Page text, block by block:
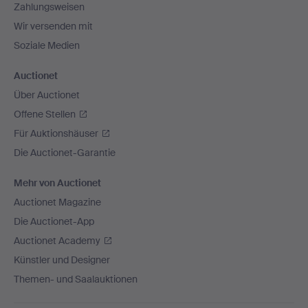
Zahlungsweisen
Wir versenden mit
Soziale Medien
Auctionet
Über Auctionet
Offene Stellen
Für Auktionshäuser
Die Auctionet-Garantie
Mehr von Auctionet
Auctionet Magazine
Die Auctionet-App
Auctionet Academy
Künstler und Designer
Themen- und Saalauktionen